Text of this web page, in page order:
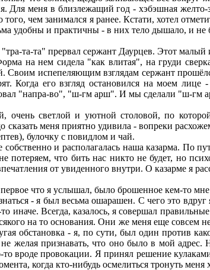
Для меня в близлежащий год - хэбэшная
чем занимался я ранее. Кстати, хотел
удобны и практичны - в них тело дышало, и не
та-та" прервал сержант Даурцев. Этот
на нем сидела "как влитая", на груди
Своим испепеляющим взглядам сержант
Когда его взгляд остановился на моем
"напра-во", "ш-гм арш". И мы сделали "ш-гм
очень светлой и уютной столовой, по
сказать меня приятно удивила - вопреки
булочку с повидлом и чай.
и располагалась наша казарма. По
потеряем, что бить нас никто не будет, но
от увиденного внутри. О казарме я
что я услышал, было брошенное кем-то
- я был весьма ошарашен. С чего это
то иначе. Всегда, казалось, я совершал
на то основания. Они же меня еще
обстановка - я, по сути, был один против
не желая признавать, что оно было в мой
то вроде провокации. Я принял решение
когда кто-нибудь осмелиться тронуть